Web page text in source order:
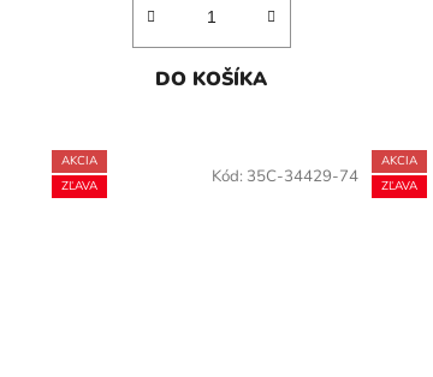
DO KOŠÍKA
AKCIA
ZĽAVA
Kód: 35C-34429-74
AKCIA
ZĽAVA